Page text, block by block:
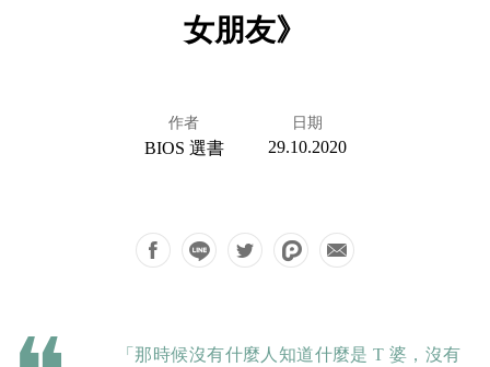
女朋友》
作者
BIOS 選書
日期
29.10.2020
「那時候沒有什麼人知道什麼是 T 婆，沒有